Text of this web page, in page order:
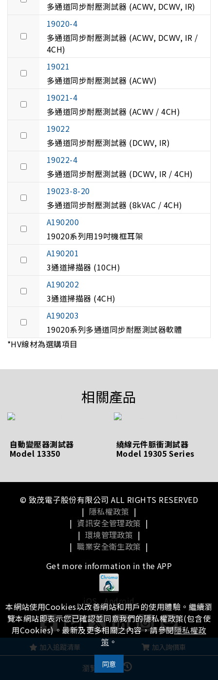
多通道同步耐壓測試器 (ACWV, DCWV, IR)
19020-4
多通道同步耐壓測試器 (ACWV, DCWV, IR /
4CH)
19021
多通道同步耐壓測試器 (ACWV)
19021-4
多通道同步耐壓測試器 (ACWV / 4CH)
19022
多通道同步耐壓測試器 (DCWV, IR)
19022-4
多通道同步耐壓測試器 (DCWV, IR / 4CH)
19023-8-20
多通道同步耐壓測試器 (8kVAC / 4CH)
A190200
19020系列用19吋機框耳架
A190201
3通道掃描器 (10CH)
A190202
3通道掃描器 (4CH)
A190203
19020系列多通道同步耐壓測試器軟體
*HV線材為選購項目
相關產品
自動變壓器測試器
Model 13350
繞線元件脈衝測試器
Model 19305 Series
加入追蹤清單 加入詢價車
© 致茂電子股份有限公司 ALL RIGHTS RESERVED
| 隱私權政策 |
| 資訊安全管理政策 |
| 環境管理政策 |
| 職業安全衛生政策 |
Get more information in the APP
iOS Android
瀏覽本站有任何問題， 歡迎留下您的建議
本網站使用Cookies以改善網站和用戶的使用體驗。繼續瀏
覽本網站即表示您已確認並同意我們的隱私權政策(包含使
用Cookies)。最新及更多相關之內容，請參閱隱私權政
策。
同意
瀏覽記錄